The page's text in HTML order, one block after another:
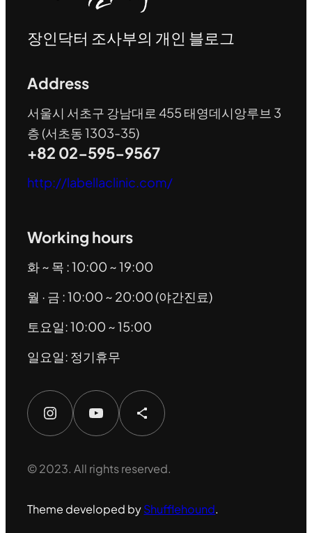
장인닥터 조사부의 개인 블로그
Address
서울시 서초구 강남대로 455 태영데시앙루브 3
층 (서초동 1303-35)
+82 02-595-9567
http://labellaclinic.com/
Working hours
화 ~ 목 : 10:00 ~ 19:00
월 · 금 : 10:00 ~ 20:00 (야간진료)
토요일: 10:00 ~ 15:00
일요일: 정기휴무
Instagram YouTube Share Icon
© 2023. All rights reserved.
Theme developed byShufflehound.